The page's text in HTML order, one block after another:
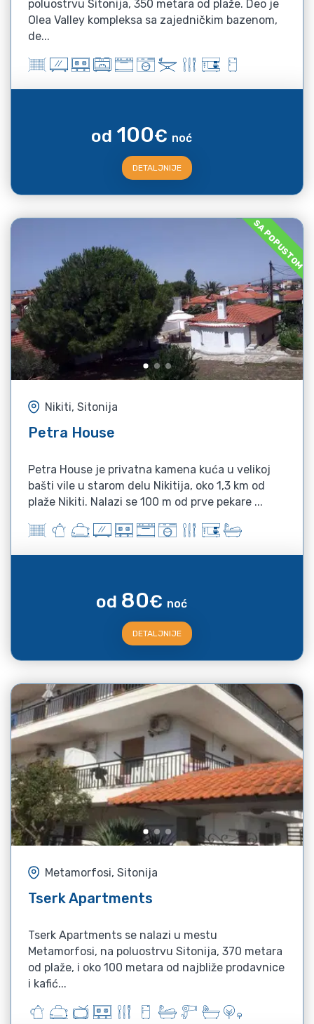
poluostrvu Sitonija, 350 metara od plaže. Deo je
Olea Valley kompleksa sa zajedničkim bazenom,
de...
od 100€ noć
DETALJNIJE
SA POPUSTOM
Nikiti, Sitonija
Petra House
Petra House je privatna kamena kuća u velikoj
bašti vile u starom delu Nikitija, oko 1,3 km od
plaže Nikiti. Nalazi se 100 m od prve pekare ...
od 80€ noć
DETALJNIJE
Metamorfosi, Sitonija
Tserk Apartments
Tserk Apartments se nalazi u mestu
Metamorfosi, na poluostrvu Sitonija, 370 metara
od plaže, i oko 100 metara od najbliže prodavnice
i kafić...